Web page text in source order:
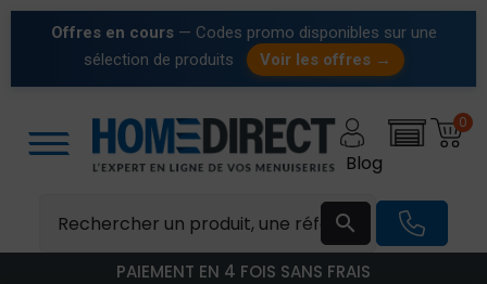
Offres en cours — Codes promo disponibles sur une
sélection de produits
Voir les offres →

0
Blog
PAIEMENT EN 4 FOIS SANS FRAIS